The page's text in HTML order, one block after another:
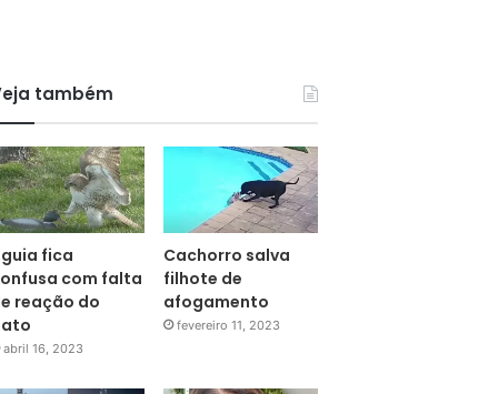
também
fica
com falta
reação do
abril 16, 2023
Cachorro salva
filhote de
afogamento
fevereiro 11, 2023